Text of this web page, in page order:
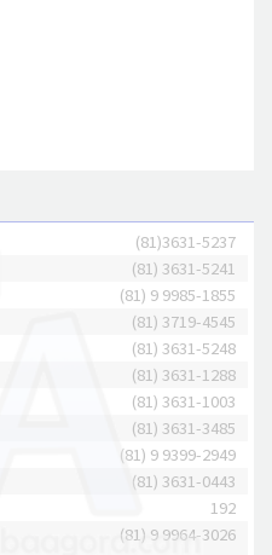
(81)3631-5237
(81) 3631-5241
(81) 9 9985-1855
(81) 3719-4545
(81) 3631-5248
(81) 3631-1288
(81) 3631-1003
(81) 3631-3485
(81) 9 9399-2949
(81) 3631-0443
192
(81) 9 9964-3026